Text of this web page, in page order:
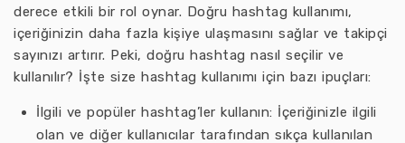
derece etkili bir rol oynar. Doğru hashtag kullanımı,
içeriğinizin daha fazla kişiye ulaşmasını sağlar ve takipçi
sayınızı artırır. Peki, doğru hashtag nasıl seçilir ve
kullanılır? İşte size hashtag kullanımı için bazı ipuçları:
İlgili ve popüler hashtag’ler kullanın: İçeriğinizle ilgili
olan ve diğer kullanıcılar tarafından sıkça kullanılan